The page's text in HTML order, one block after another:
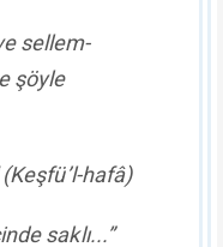
sellem-
şöyle
(Keşfü’l-hafâ)
saklı...”